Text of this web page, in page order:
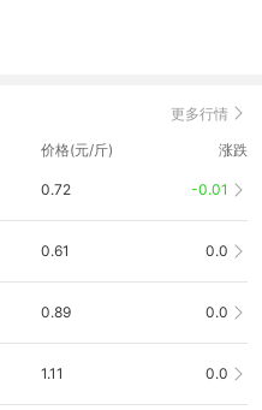
更多行情
价格(元/斤)
涨跌
0.72 -0.01
0.61 0.0
0.89 0.0
1.11 0.0